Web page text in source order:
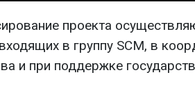
проекта
в группу SCM, в
и при поддержке